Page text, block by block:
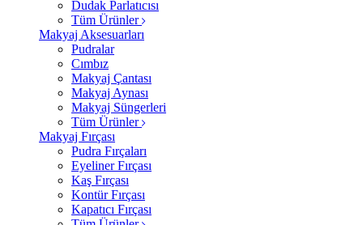
Dudak Parlatıcısı
Tüm Ürünler
Makyaj Aksesuarları
Pudralar
Cımbız
Makyaj Çantası
Makyaj Aynası
Makyaj Süngerleri
Tüm Ürünler
Makyaj Fırçası
Pudra Fırçaları
Eyeliner Fırçası
Kaş Fırçası
Kontür Fırçası
Kapatıcı Fırçası